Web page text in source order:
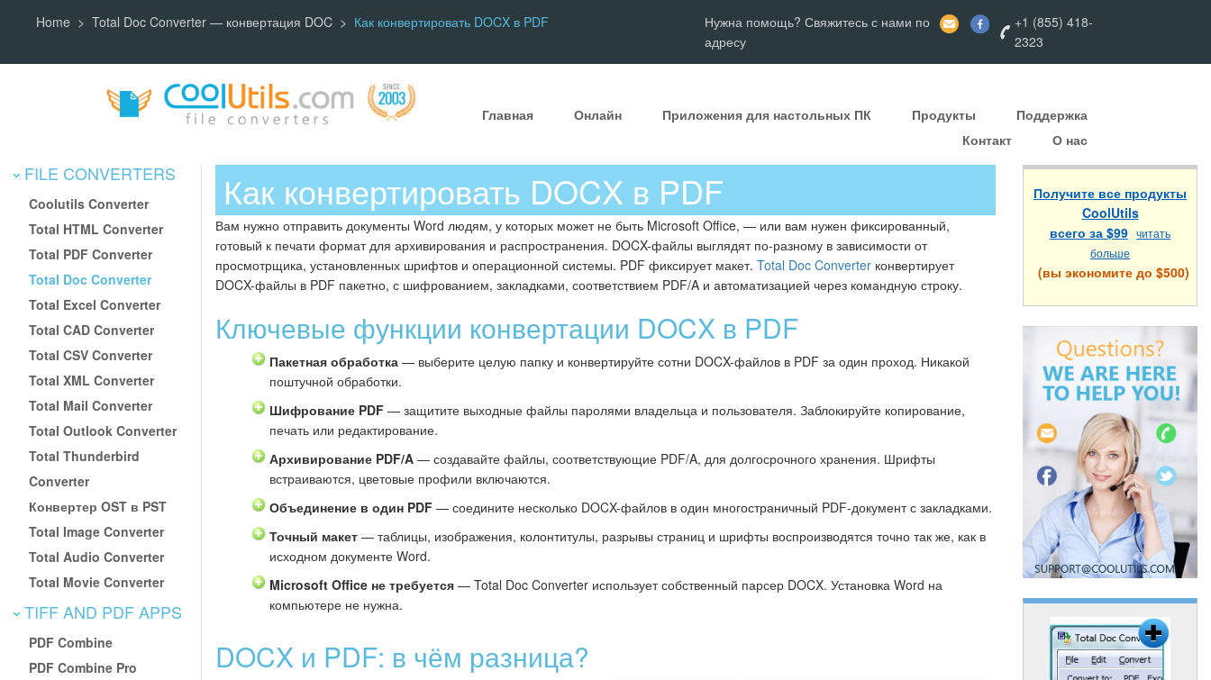
Home Total Doc Converter — конвертация DOC Как конвертировать DOCX в PDF
Нужна помощь? Свяжитесь с нами по
адресу
+1 (855) 418-
2323
Главная Онлайн Приложения для настольных ПК Продукты
Поддержка
Контакт
О нас
FILE CONVERTERS
Coolutils Converter
Total HTML Converter
Total PDF Converter
Total Doc Converter
Total Excel Converter
Total CAD Converter
Total CSV Converter
Total XML Converter
Total Mail Converter
Total Outlook Converter
Total Thunderbird
Converter
Конвертер OST в PST
Total Image Converter
Total Audio Converter
Total Movie Converter
TIFF AND PDF APPS
PDF Combine
PDF Combine Pro
Как конвертировать DOCX в PDF
Вам нужно отправить документы Word людям, у которых может не быть Microsoft Office, — или вам нужен фиксированный,
готовый к печати формат для архивирования и распространения. DOCX-файлы выглядят по-разному в зависимости от
просмотрщика, установленных шрифтов и операционной системы. PDF фиксирует макет. Total Doc Converter конвертирует
DOCX-файлы в PDF пакетно, с шифрованием, закладками, соответствием PDF/A и автоматизацией через командную строку.
Ключевые функции конвертации DOCX в PDF
Пакетная обработка — выберите целую папку и конвертируйте сотни DOCX-файлов в PDF за один проход. Никакой
поштучной обработки.
Шифрование PDF — защитите выходные файлы паролями владельца и пользователя. Заблокируйте копирование,
печать или редактирование.
Архивирование PDF/A — создавайте файлы, соответствующие PDF/A, для долгосрочного хранения. Шрифты
встраиваются, цветовые профили включаются.
Объединение в один PDF — соедините несколько DOCX-файлов в один многостраничный PDF-документ с закладками.
Точный макет — таблицы, изображения, колонтитулы, разрывы страниц и шрифты воспроизводятся точно так же, как в
исходном документе Word.
Microsoft Office не требуется — Total Doc Converter использует собственный парсер DOCX. Установка Word на
компьютере не нужна.
DOCX и PDF: в чём разница?
Получите все продукты
CoolUtils
всего за $99 читать
больше
(вы экономите до $500)